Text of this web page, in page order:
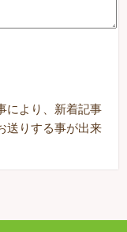
により、新着記事
送りする事が出来